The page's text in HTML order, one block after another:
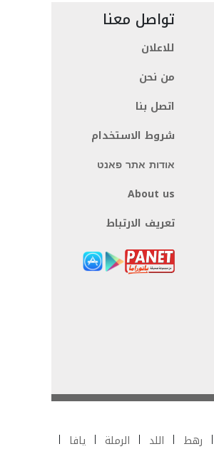
تواصل معنا
للاعلان
من نحن
اتصل بنا
شروط الاستخدام
אודות אתר פאנט
About us
تعريف الارتباط
رهط اللد الرملة يافا